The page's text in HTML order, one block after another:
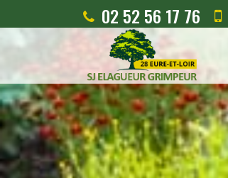
02 52 56 17 76